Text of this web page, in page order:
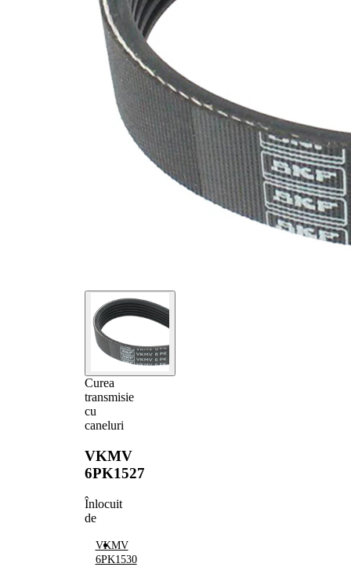
Curea
transmisie
cu
caneluri
VKMV
6PK1527
Înlocuit
de
VKMV
6PK1530